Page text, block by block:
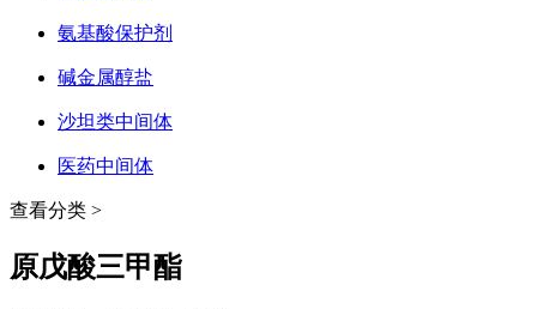
氨基酸保护剂
碱金属醇盐
沙坦类中间体
医药中间体
查看分类 >
原戊酸三甲酯